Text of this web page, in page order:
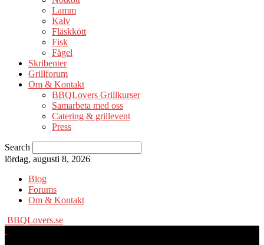
Lamm
Kalv
Fläskkött
Fisk
Fågel
Skribenter
Grillforum
Om & Kontakt
BBQLovers Grillkurser
Samarbeta med oss
Catering & grillevent
Press
Search
lördag, augusti 8, 2026
Blog
Forums
Om & Kontakt
BBQLovers.se